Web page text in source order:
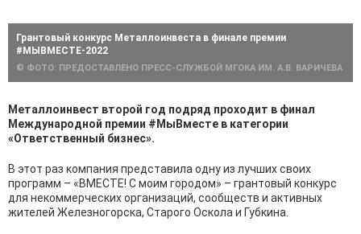
Грантовый конкурс Металлоинвеста в финале премии
#МЫВМЕСТЕ-2022
© ФОТО: ПРЕДОСТАВЛЕНО ПРЕСС-СЛУЖБОЙ МГОКА ИМ. А.В. ВАРИЧЕВА
Металлоинвест второй год подряд проходит в финал
Международной премии #МыВместе в категории
«Ответственный бизнес».
В этот раз компания представила одну из лучших своих
программ – «ВМЕСТЕ! С моим городом» – грантовый конкурс
для некоммерческих организаций, сообществ и активных
жителей Железногорска, Старого Оскола и Губкина.